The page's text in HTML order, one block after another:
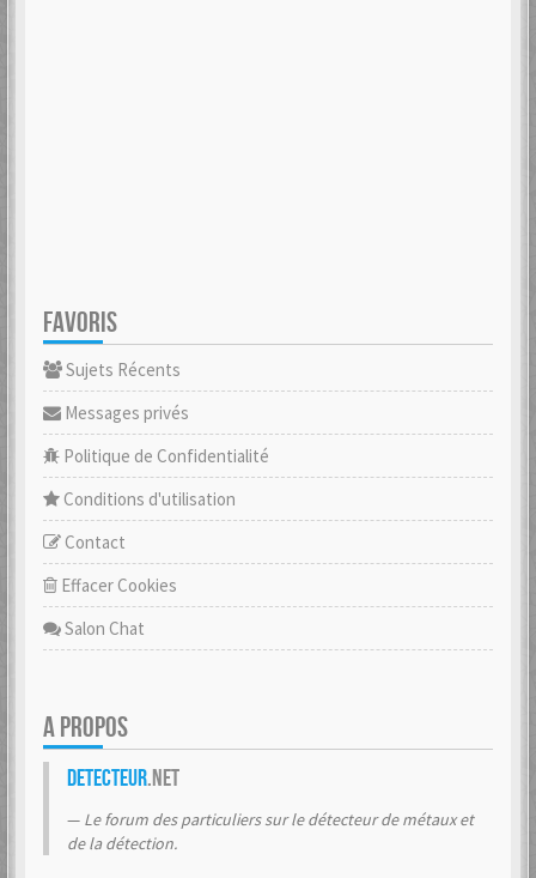
FAVORIS
Sujets Récents
Messages privés
Politique de Confidentialité
Conditions d'utilisation
Contact
Effacer Cookies
Salon Chat
A PROPOS
Detecteur.net
Le forum des particuliers sur le détecteur de métaux et
de la détection.